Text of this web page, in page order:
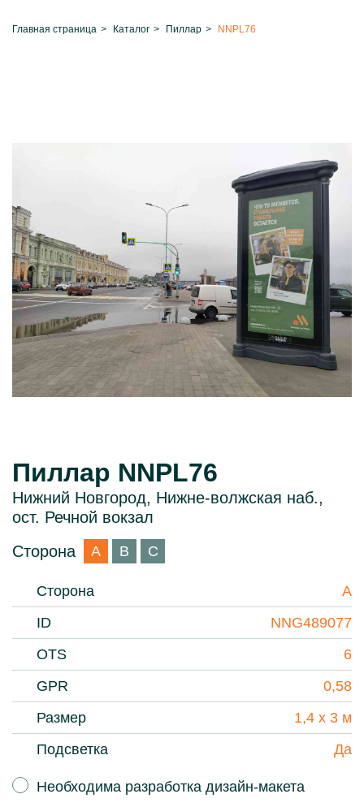
Главная страница > Каталог > Пиллар > NNPL76
Пиллар NNPL76
Нижний Новгород, Нижне-волжская наб.,
ост. Речной вокзал
Сторона
A B С
Сторона
A
ID
NNG489077
OTS
6
GPR
0,58
Размер
1,4 х 3 м
Подсветка
Да
Необходима разработка дизайн-макета